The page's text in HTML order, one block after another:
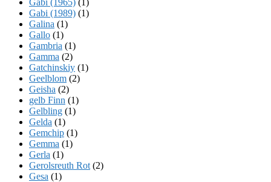
Gabi (1989) (1)
Galina (1)
Gallo (1)
Gambria (1)
Gamma (2)
Gatchinskiy (1)
Geelblom (2)
Geisha (2)
gelb Finn (1)
Gelbling (1)
Gelda (1)
Gemchip (1)
Gemma (1)
Gerla (1)
Gerolsreuth Rot (2)
Gesa (1)